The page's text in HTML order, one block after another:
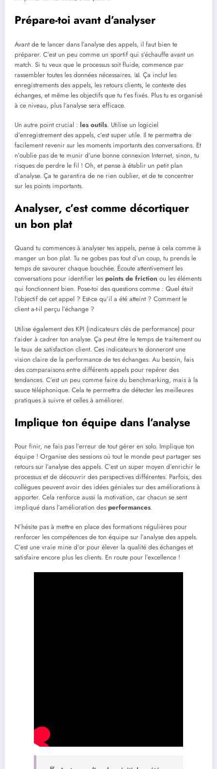
Prépare-toi avant d’analyser
Avant de te lancer dans l’analyse des appels, il faut bien te
préparer. C’est un peu comme un sportif qui s’échauffe avant un
match. Si tu veux que le processus soit fluide, commence par
rassembler toutes les données nécessaires. 📊 Ça inclut les
enregistrements des appels, les retours clients, le contexte des
échanges, et même les objectifs que tu t’es fixés. Plus tu es organisé
à ce niveau, plus l’analyse sera efficace.
Un autre point crucial : les outils. Utilise un logiciel
d’enregistrement des appels, c’est super utile. Il te permettra de
facilement revenir sur les moments importants des conversations. Et
n’oublie pas de te munir d’une bonne connexion Internet, sinon, tu
risques de perdre le fil ! Oh, et pense à établir un petit plan
d’analyse. Ça te garantira de ne rien oublier, et de te concentrer
sur les points importants.
Analyser, c’est comme décortiquer
un bon plat
Quand tu commences à analyser tes appels, pense à cela comme à
manger un bon plat. Tu ne gobes pas tout d’un coup, tu prends le
temps de savourer chaque bouchée. Écoute attentivement les
conversations pour identifier les points de friction ou les éléments
qui fonctionnent bien. Pose-toi des questions comme : Quel était
l’objectif de cet appel ? Est-ce qu’il a été atteint ? Comment le
client a-t-il perçu l’échange ?
Utilise également des KPI (indicateurs clés de performance) pour
t’aider à cadrer ton analyse. Ça peut être le temps de traitement ou
le taux de satisfaction client. Ces indicateurs te donneront une
vision claire de la performance de tes échanges. Au besoin, fais
des comparaisons entre différents appels pour repérer des
tendances. C’est un peu comme faire du benchmarking, mais à la
sauce téléphonique. Cela te permettra de détecter les meilleures
pratiques à suivre et celles à améliorer.
Implique ton équipe dans l’analyse
Pour finir, ne fais pas l’erreur de tout gérer en solo. Implique ton
équipe ! Organise des sessions où tout le monde peut partager ses
retours sur l’analyse des appels. C’est un super moyen d’enrichir le
processus et de découvrir des perspectives différentes. Parfois, des
collègues peuvent avoir des idées géniales sur des améliorations à
apporter. Cela renforce aussi la motivation, car chacun se sent
impliqué dans l’amélioration des performances.
N’hésite pas à mettre en place des formations régulières pour
renforcer les compétences de ton équipe sur l’analyse des appels.
C’est une vraie mine d’or pour élever la qualité des échanges et
satisfaire encore plus les clients. En route pour l’excellence !